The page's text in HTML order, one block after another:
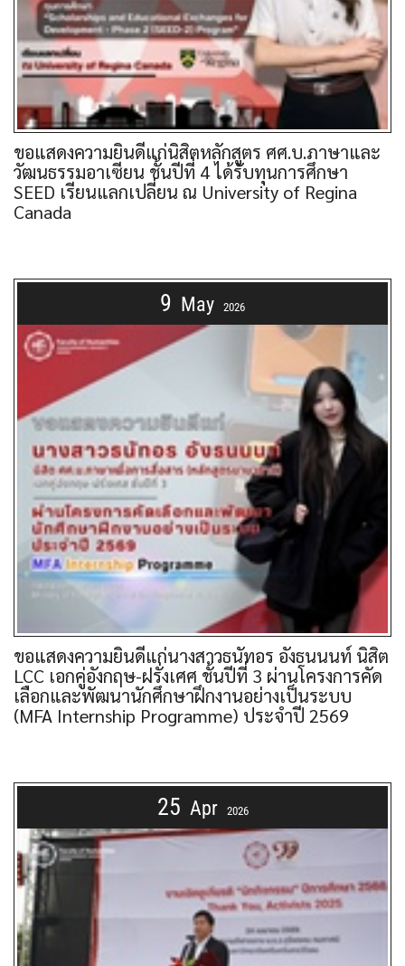
ขอแสดงความยินดีแก่นิสิตหลักสูตร ศศ.บ.ภาษาและ
วัฒนธรรมอาเซียน ชั้นปีที่ 4 ได้รับทุนการศึกษา
SEED เรียนแลกเปลี่ยน ณ University of Regina
Canada
9 May 2026
ขอแสดงความยินดีแก่นางสาวธนัทอร อังธนนนท์ นิสิต
LCC เอกคู่อังกฤษ-ฝรั่งเศศ ชั้นปีที่ 3 ผ่านโครงการคัด
เลือกและพัฒนานักศึกษาฝึกงานอย่างเป็นระบบ
(MFA Internship Programme) ประจำปี 2569
25 Apr 2026